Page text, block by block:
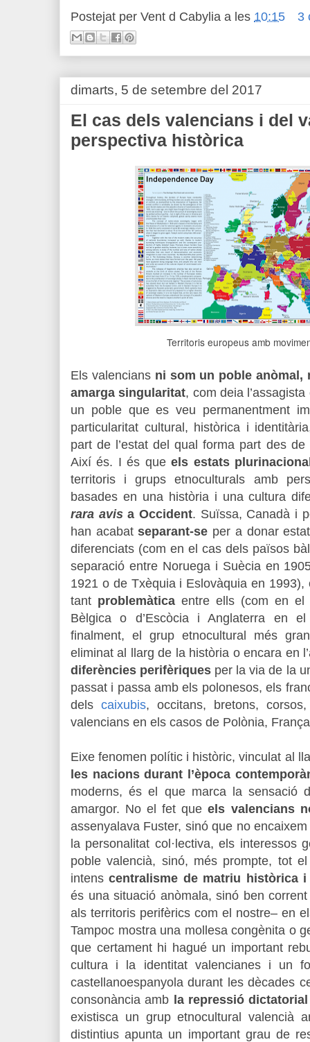
Postejat per Vent d Cabylia a les 10:15 3
dimarts, 5 de setembre del 2017
El cas dels valencians i del
perspectiva històrica
Territoris europeus amb
Els valencians ni som un poble
amarga singularitat, com deia
un poble que es veu permanentment
particularitat cultural, històrica i
part de l’estat del qual forma part des
Així és. I és queels estats
territoris i grups etnoculturals amb
basades en una història i una cultura
rara avisa Occident. Suïssa, Canadà i
han acabatseparant-se per a donar
diferenciats (com en el cas dels països
separació entre Noruega i Suècia en
1921 o de Txèquia i Eslovàquia en
tant problemàticaentre ells (com en el
Bèlgica o d’Escòcia i Anglaterra en
finalment, el grup etnocultural més
eliminat al llarg de la història o encara en
diferències perifèriques per la via de la
passat i passa amb els polonesos, els
delscaixubis, occitans, bretons,
valencians en els casos de Polònia,
Eixe fenomen polític i històric, vinculat al
les nacions durant l’època
moderns, és el que marca la sensació
amargor. No el fet queels valencians
assenyalava Fuster, sinó que no
la personalitat col·lectiva, els interessos
poble valencià, sinó, més prompte, tot
intenscentralisme de matriu històrica
és una situació anòmala, sinó ben
als territoris perifèrics com el nostre– en
Tampoc mostra una mollesa congènita o
que certament hi hagué un important
cultura i la identitat valencianes i un
castellanoespanyola durant les dècades
consonància amb la repressió
existisca un grup etnocultural valencià
distintius apunta un important grau de